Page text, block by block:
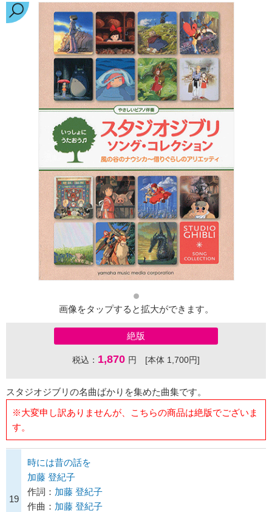
画像をタップすると拡大ができます。
絶版
税込： 1,870 円 [本体 1,700円]
スタジオジブリの名曲ばかりを集めた曲集です。
※大変申し訳ありませんが、こちらの商品は絶版でございま
す。
19
時には昔の話を
加藤 登紀子
作詞： 加藤 登紀子
作曲： 加藤 登紀子